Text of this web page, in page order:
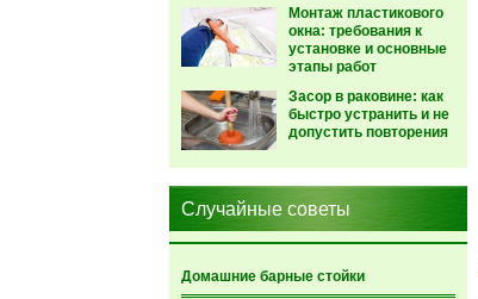
Монтаж пластикового
окна: требования к
установке и основные
этапы работ
Засор в раковине: как
быстро устранить и не
допустить повторения
Случайные советы
Домашние барные стойки